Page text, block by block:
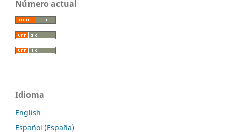
Número actual
Idioma
English
Español (España)